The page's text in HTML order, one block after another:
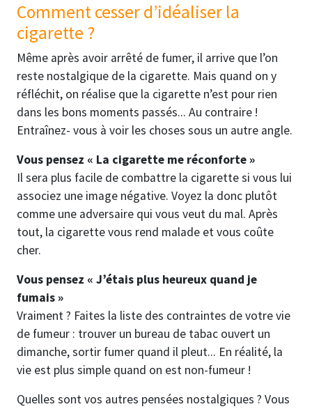
Comment cesser d’idéaliser la
cigarette ?
Même après avoir arrêté de fumer, il arrive que l’on
reste nostalgique de la cigarette. Mais quand on y
réfléchit, on réalise que la cigarette n’est pour rien
dans les bons moments passés... Au contraire !
Entraînez- vous à voir les choses sous un autre angle.
Vous pensez « La cigarette me réconforte »
Il sera plus facile de combattre la cigarette si vous lui
associez une image négative. Voyez la donc plutôt
comme une adversaire qui vous veut du mal. Après
tout, la cigarette vous rend malade et vous coûte
cher.
Vous pensez « J’étais plus heureux quand je
fumais »
Vraiment ? Faites la liste des contraintes de votre vie
de fumeur : trouver un bureau de tabac ouvert un
dimanche, sortir fumer quand il pleut... En réalité, la
vie est plus simple quand on est non-fumeur !
Quelles sont vos autres pensées nostalgiques ? Vous